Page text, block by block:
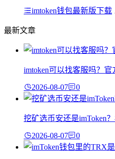
imtoken钱包最新版下载
最新文章
imtoken可以找客服吗？
2026-08-07 0
挖矿选币安还是imToken
2026-08-07 0